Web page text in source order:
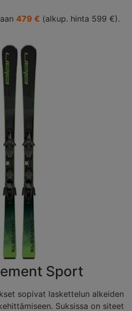
479 € (alkup. hinta 599 €).
Sport
sopivat laskettelun alkeiden
Suksissa on siteet